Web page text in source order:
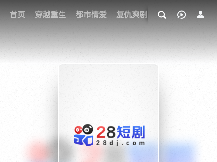
首页 穿越重生 都市情爱 复仇爽剧 玄幻武侠 奇幻
我的观影记录